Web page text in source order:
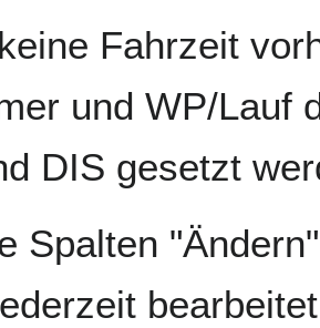
Fahrzeit
und WP/Lauf
DIS gesetzt
Spalten